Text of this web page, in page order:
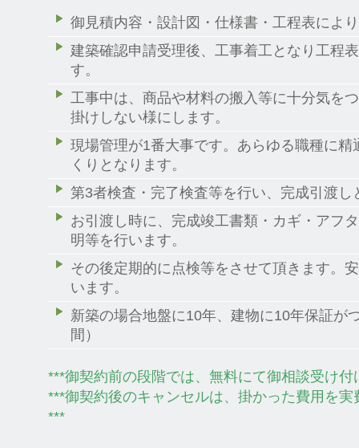
御見積内容・設計図・仕様書・工程表によ
建築確認申請受理後、工事着工となり工程
す。
工事中は、商品や材料の搬入等に十分気を
掛けしない様にします。
現場管理が1番大事です。あらゆる職種に
くりとなります。
第3者検査・完了検査等を行い、完成引渡し
お引渡し時に、完成竣工書類・カギ・アフ
明等を行います。
その後定期的に点検等をさせて頂きます。
います。
新築の場合地盤に10年、建物に10年保証が
間）
***御契約前の段階では、無料にて御相談受け付
***御契約後のキャンセルは、掛かった費用を
***